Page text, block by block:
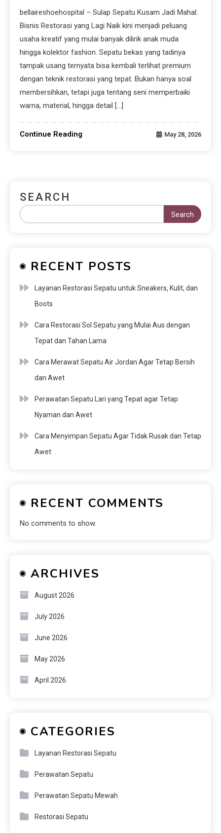
bellaireshoehospital – Sulap Sepatu Kusam Jadi Mahal:
Bisnis Restorasi yang Lagi Naik kini menjadi peluang
usaha kreatif yang mulai banyak dilirik anak muda
hingga kolektor fashion. Sepatu bekas yang tadinya
tampak usang ternyata bisa kembali terlihat premium
dengan teknik restorasi yang tepat. Bukan hanya soal
membersihkan, tetapi juga tentang seni memperbaiki
warna, material, hingga detail […]
Continue Reading May 28, 2026
SEARCH
Search
RECENT POSTS
Layanan Restorasi Sepatu untuk Sneakers, Kulit, dan
Boots
Cara Restorasi Sol Sepatu yang Mulai Aus dengan
Tepat dan Tahan Lama
Cara Merawat Sepatu Air Jordan Agar Tetap Bersih
dan Awet
Perawatan Sepatu Lari yang Tepat agar Tetap
Nyaman dan Awet
Cara Menyimpan Sepatu Agar Tidak Rusak dan Tetap
Awet
RECENT COMMENTS
No comments to show.
ARCHIVES
August 2026
July 2026
June 2026
May 2026
April 2026
CATEGORIES
Layanan Restorasi Sepatu
Perawatan Sepatu
Perawatan Sepatu Mewah
Restorasi Sepatu